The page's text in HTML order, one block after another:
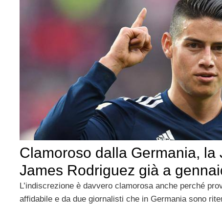
Clamoroso dalla Germania, la
James Rodriguez già a
L’indiscrezione è davvero clamorosa anche perché
affidabile e da due giornalisti che in Germania sono